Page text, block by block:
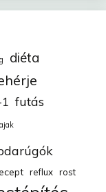
diéta
futás
reflux rost